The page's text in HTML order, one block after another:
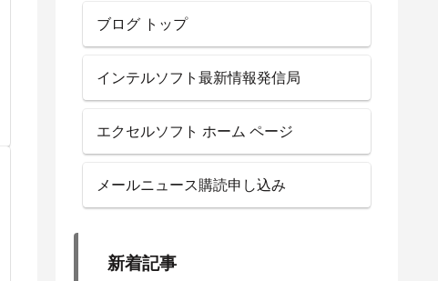
ブログ トップ
インテルソフト最新情報発信局
エクセルソフト ホーム ページ
メールニュース購読申し込み
新着記事